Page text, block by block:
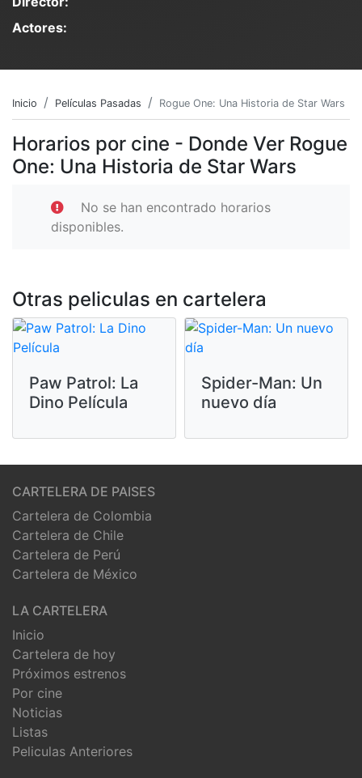
Actores:
Inicio Películas Pasadas Rogue One: Una Historia de Star Wars
Horarios por cine - Donde Ver Rogue
One: Una Historia de Star Wars
No se han encontrado horarios
disponibles.
Otras peliculas en cartelera
Paw Patrol: La
Dino Película
Spider-Man: Un
nuevo día
CARTELERA DE PAISES
Cartelera de Colombia
Cartelera de Chile
Cartelera de Perú
Cartelera de México
LA CARTELERA
Inicio
Cartelera de hoy
Próximos estrenos
Por cine
Noticias
Listas
Peliculas Anteriores